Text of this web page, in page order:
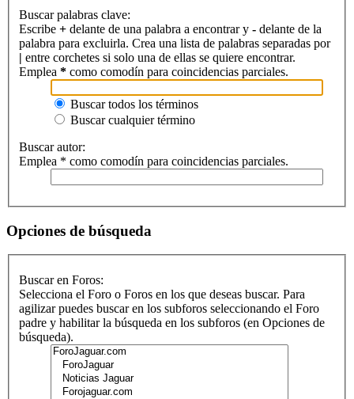
Buscar palabras clave:
Escribe + delante de una palabra a encontrar y - delante de la
palabra para excluirla. Crea una lista de palabras separadas por
| entre corchetes si solo una de ellas se quiere encontrar.
Emplea * como comodín para coincidencias parciales.
Buscar todos los términos
Buscar cualquier término
Buscar autor:
Emplea * como comodín para coincidencias parciales.
Opciones de búsqueda
Buscar en Foros:
Selecciona el Foro o Foros en los que deseas buscar. Para
agilizar puedes buscar en los subforos seleccionando el Foro
padre y habilitar la búsqueda en los subforos (en Opciones de
búsqueda).